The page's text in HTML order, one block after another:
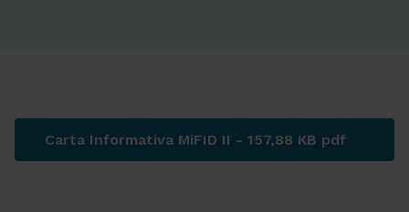
Carta Informativa MiFID II - 157,88 KB pdf